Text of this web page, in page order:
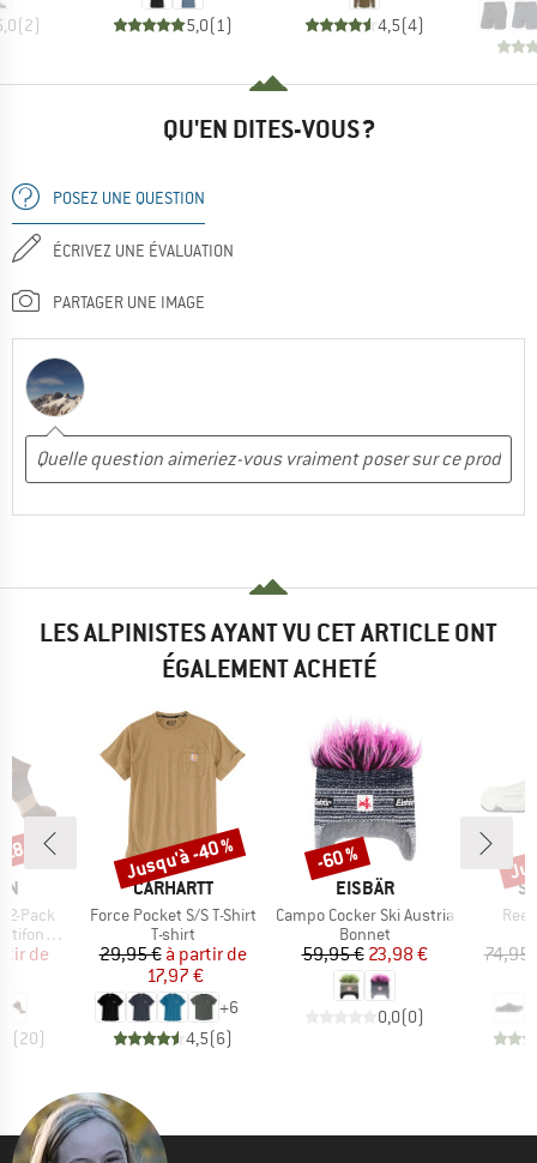
(2) 5,0(1 ) 4,5(4)
QU'EN DITES-VOUS ?
POSEZ UNE QUESTION
ÉCRIVEZ UNE ÉVALUATION
PARTAGER UNE IMAGE
LES ALPINISTES AYANT VU CET ARTICLE ONT
ÉGALEMENT ACHETÉ
2-Pack
réduit
de
(20)
%
MARQUE
CARHARTT
Article
Force Pocket S/S T-Shirt
Product group
T-shirt
Prix
29,95 € Prix réduit
à partir de
17,97 €
+6
4,5(6)
Remise
Jusqu'à -40 %
MARQUE
EISBÄR
Article
Campo Cocker Ski Austria
Product group
Bonnet
Prix
59,95 €Prix réduit
23,98 €
0,0(0)
Remise
-60 %
74,95